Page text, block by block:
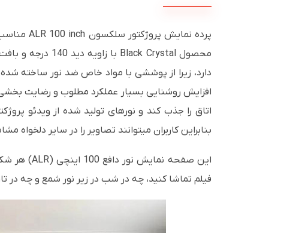
بنابراین کاربران میتوانند تصاویر را در سایر دلخواه
این صفحه نمایش نور دافع 100 اینچی (ALR) هر شکلی از نور را از بیرون
فیلم تماشا کنید، چه در شب در زیر نور شمع و چه در